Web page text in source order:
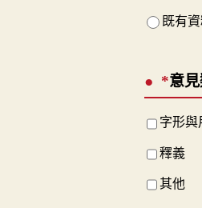
既有
*意
字形與
釋義
其他